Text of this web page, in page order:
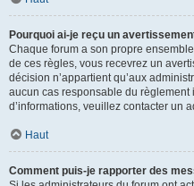
Pourquoi ai-je reçu un
Chaque forum a son propre
de ces règles, vous recevrez un
décision n’appartient qu’aux
aucun cas responsable du
d’informations, veuillez contacter un
Haut
Comment puis-je rapporter des